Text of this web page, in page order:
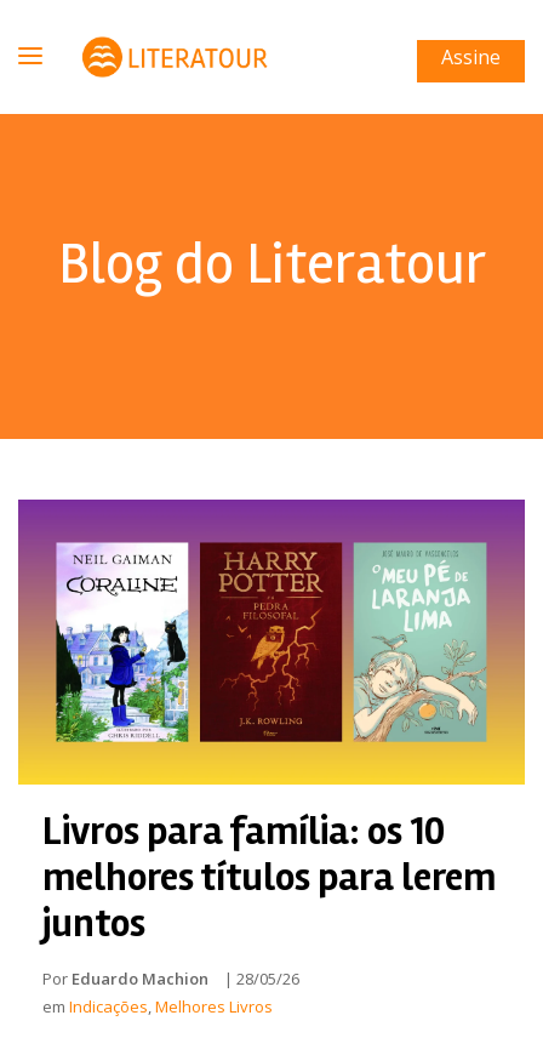
Assine
Blog do Literatour
Livros para família: os 10
melhores títulos para lerem
juntos
Por Eduardo Machion | 28/05/26
em Indicações,Melhores Livros